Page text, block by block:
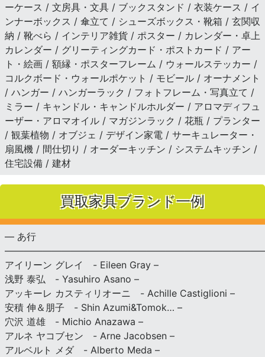
ーケース / 文房具・文具 / ブックスタンド / 衣装ケース / イ
ンナーボックス / 傘立て / シューズボックス・靴箱 / 玄関収
納 / 靴べら / インテリア雑貨 / ポスター / カレンダー・卓上
カレンダー / グリーティングカード・ポストカード / アー
ト・絵画 / 額縁・ポスターフレーム / ウォールステッカー /
コルクボード・ウォールポケット / モビール / オーナメント
/ ハンガー / ハンガーラック / フォトフレーム・写真立て /
ミラー / キャンドル・キャンドルホルダー / アロマディフュ
ーザー・アロマオイル / マガジンラック / 花瓶 / プランター
/ 観葉植物 / オブジェ / デザイン家電 / サーキュレーター・
扇風機 / 間仕切り / オーダーキッチン / システムキッチン /
住宅設備 / 建材
買取家具ブランド一例
— あ行
アイリーン グレイ - Eileen Gray –
浅野 泰弘 - Yasuhiro Asano –
アッキーレ カスティリオーニ - Achille Castiglioni –
安積 伸＆朋子 - Shin Azumi&Tomok… –
穴沢 道雄 - Michio Anazawa –
アルネ ヤコブセン - Arne Jacobsen –
アルベルト メダ - Alberto Meda –